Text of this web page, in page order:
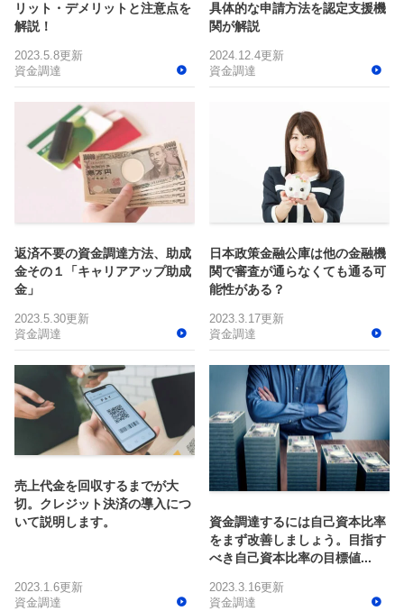
リット・デメリットと注意点を
解説！
2023.5.8更新
資金調達
具体的な申請方法を認定支援機
関が解説
2024.12.4更新
資金調達
返済不要の資金調達方法、助成
金その１「キャリアアップ助成
金」
2023.5.30更新
資金調達
日本政策金融公庫は他の金融機
関で審査が通らなくても通る可
能性がある？
2023.3.17更新
資金調達
売上代金を回収するまでが大
切。クレジット決済の導入につ
いて説明します。
2023.1.6更新
資金調達
資金調達するには自己資本比率
をまず改善しましょう。目指す
べき自己資本比率の目標値...
2023.3.16更新
資金調達